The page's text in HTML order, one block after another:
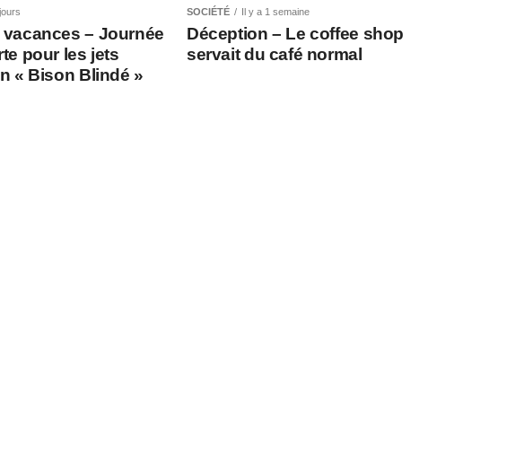
vacances – Journée
pour les jets
« Bison Blindé »
SOCIÉTÉ Il y a 1 semaine
Déception – Le coffee shop
servait du café normal